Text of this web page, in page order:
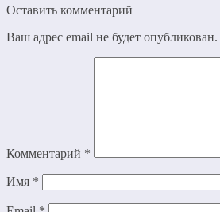
Оставить комментарий
Ваш адрес email не будет опубликован.
Комментарий *
Имя *